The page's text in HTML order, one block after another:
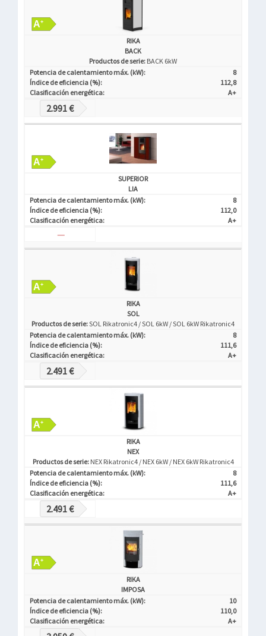
RIKA
BACK
Productos de serie: BACK 6kW
Potencia de calentamiento máx. (kW):
8
Índice de eficiencia (%):
112,8
Clasificación energética:
A+
2.991 €
SUPERIOR
LIA
Potencia de calentamiento máx. (kW):
8
Índice de eficiencia (%):
112,0
Clasificación energética:
A+
—
RIKA
SOL
Productos de serie:SOL Rikatronic4 / SOL 6kW / SOL 6kW Rikatronic4
Potencia de calentamiento máx. (kW):
8
Índice de eficiencia (%):
111,6
Clasificación energética:
A+
2.491 €
RIKA
NEX
Productos de serie: NEX Rikatronic4 / NEX 6kW / NEX 6kW Rikatronic4
Potencia de calentamiento máx. (kW):
8
Índice de eficiencia (%):
111,6
Clasificación energética:
A+
2.491 €
RIKA
IMPOSA
Potencia de calentamiento máx. (kW):
10
Índice de eficiencia (%):
110,0
Clasificación energética:
A+